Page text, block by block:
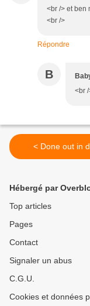
<br /> et ben
<br />
Répondre
B
<br
< Done out in
Hébergé par
Top articles
Pages
Contact
Signaler un abus
C.G.U.
Cookies et données